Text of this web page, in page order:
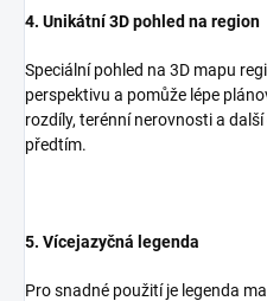
4. Unikátní 3D pohled na region
Speciální pohled na 3D mapu
perspektivu a pomůže lépe
rozdíly, terénní nerovnosti a
předtím.
5. Vícejazyčná legenda
Pro snadné použití je legenda